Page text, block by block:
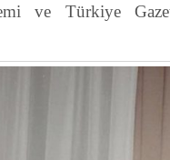
ve Türkiye